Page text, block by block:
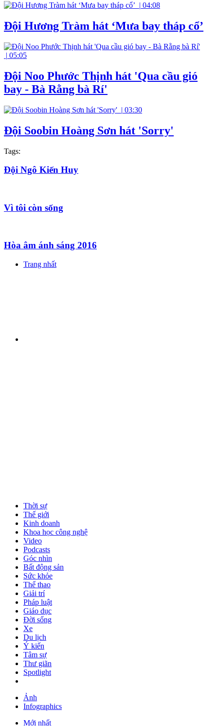
| 04:08
Đội Hương Tràm hát ‘Mưa bay tháp cổ’
| 05:05
Đội Noo Phước Thịnh hát 'Qua cầu gió
bay - Bà Rằng bà Rí'
| 03:30
Đội Soobin Hoàng Sơn hát 'Sorry'
Tags:
Đội Ngô Kiến Huy
Vì tôi còn sống
Hòa âm ánh sáng 2016
Trang nhất
Thời sự
Thế giới
Kinh doanh
Khoa học công nghệ
Video
Podcasts
Góc nhìn
Bất động sản
Sức khỏe
Thể thao
Giải trí
Pháp luật
Giáo dục
Đời sống
Xe
Du lịch
Ý kiến
Tâm sự
Thư giãn
Spotlight
Ảnh
Infographics
Mới nhất